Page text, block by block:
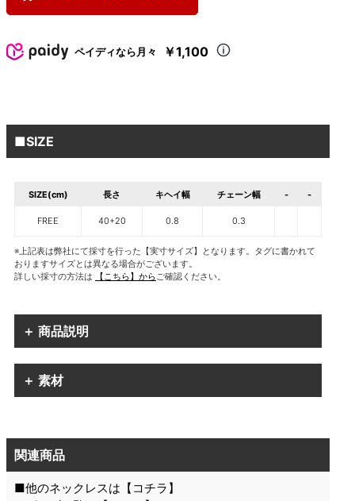
ペイディなら月々 ￥1,100
■SIZE
SIZE(cm) 長さ キヘイ幅 チェーン幅 - -
FREE 40+20 0.8 0.3
※上記表は弊社にて採寸を行った【実寸サイズ】となります。タグに書かれて
おりますサイズとは異なる場合がございます。
詳しい採寸の方法は
【こちら】からご確認ください。
＋ 商品説明
＋ 素材
関連商品
■他のネックレスは【 コチラ 】